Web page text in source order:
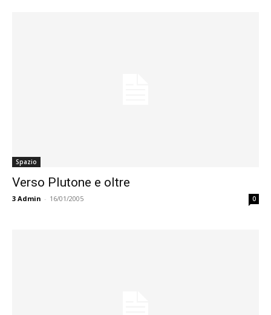
Spazio
Verso Plutone e oltre
3 Admin - 16/01/2005 0